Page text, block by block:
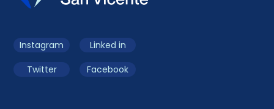
Instagram
Linked in
Twitter
Facebook